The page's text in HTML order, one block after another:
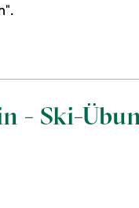
- Ski-